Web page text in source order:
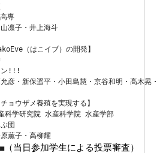
専
・井上海斗
（はこイブ）の開発】
学
ン!!!
遥平・小田島慧・京谷和明・髙木晃・
ョウザメ養殖を実現する】
研究院 水産科学院 水産学部
団
・高柳耀
（当日参加学生による投票審査）